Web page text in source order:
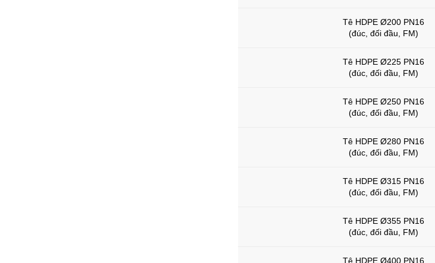
Tê HDPE Ø200 PN16
(đúc, đối đầu, FM)
Tê HDPE Ø225 PN16
(đúc, đối đầu, FM)
Tê HDPE Ø250 PN16
(đúc, đối đầu, FM)
Tê HDPE Ø280 PN16
(đúc, đối đầu, FM)
Tê HDPE Ø315 PN16
(đúc, đối đầu, FM)
Tê HDPE Ø355 PN16
(đúc, đối đầu, FM)
Tê HDPE Ø400 PN16